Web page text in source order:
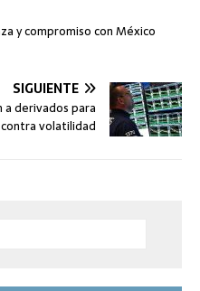
y compromiso con México
SIGUIENTE
derivados para
volatilidad